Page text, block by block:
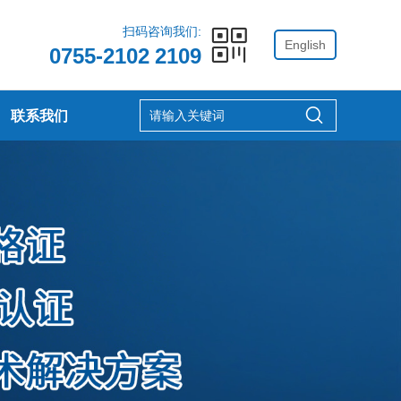
扫码咨询我们:
0755-2102 2109 English
联系我们